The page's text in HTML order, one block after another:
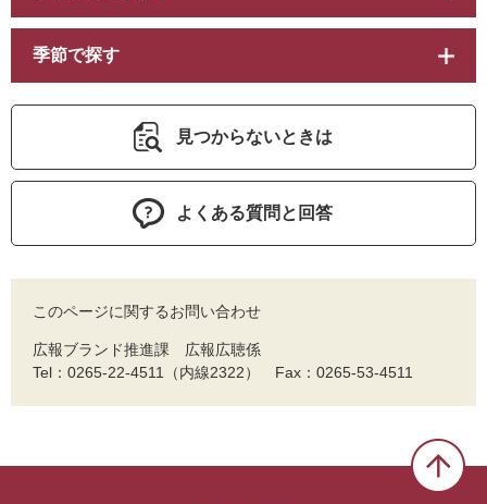
季節で探す
見つからないときは
よくある質問と回答
このページに関するお問い合わせ
広報ブランド推進課 広報広聴係
Tel：0265-22-4511（内線2322） Fax：0265-53-4511